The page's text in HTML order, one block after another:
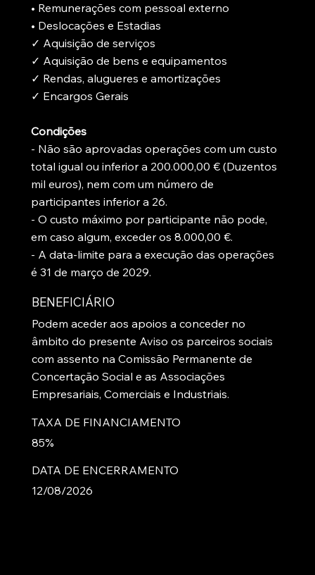
• Remunerações com pessoal externo
• Deslocações e Estadias
✓ Aquisição de serviços
✓ Aquisição de bens e equipamentos
✓ Rendas, alugueres e amortizações
✓ Encargos Gerais
Condições
- Não são aprovadas operações com um custo
total igual ou inferior a 200.000,00 € (Duzentos
mil euros), nem com um número de
participantes inferior a 26.
- O custo máximo por participante não pode,
em caso algum, exceder os 8.000,00 €.
- A data-limite para a execução das operações
é 31 de março de 2029.
BENEFICIÁRIO
Podem aceder aos apoios a conceder no
âmbito do presente Aviso os parceiros sociais
com assento na Comissão Permanente de
Concertação Social e as Associações
Empresariais, Comerciais e Industriais.
TAXA DE FINANCIAMENTO
85%
DATA DE ENCERRAMENTO
12/08/2026